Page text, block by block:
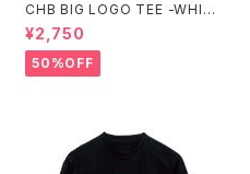
CHB BIG LOGO TEE -WHIT
E-
¥2,750
50%OFF